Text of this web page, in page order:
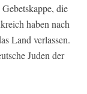
die
haben nach
Land verlassen.
Juden der